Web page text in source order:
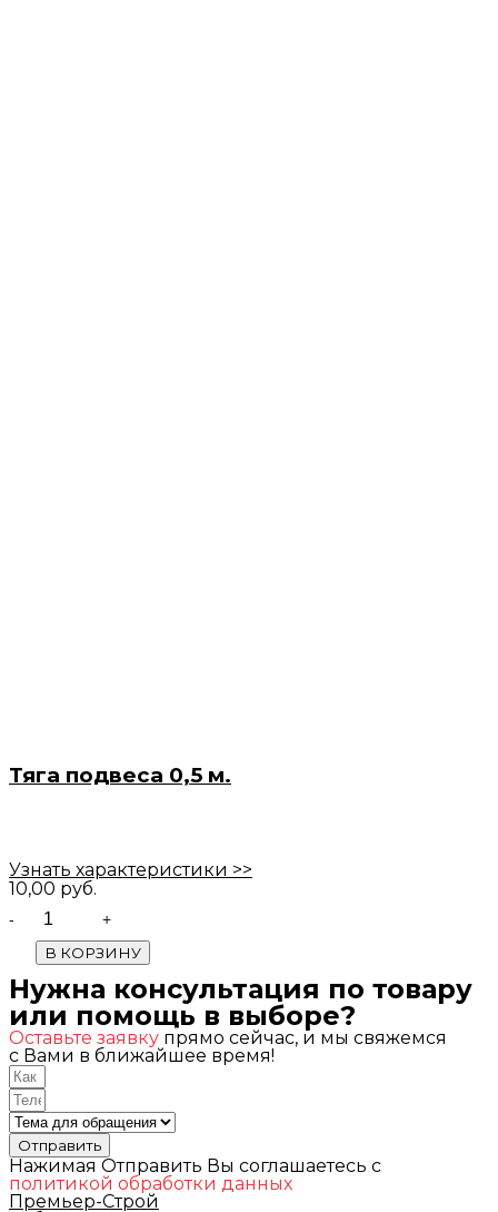
Тяга подвеса 0,5 м.
Узнать характеристики >>
10,00 руб.
В КОРЗИНУ
Нужна консультация по товару
или помощь в выборе?
Оставьте заявку прямо сейчас, и мы свяжемся
с Вами в ближайшее время!
Отправить
Нажимая Отправить Вы соглашаетесь с
политикой обработки данных
Премьер-Строй